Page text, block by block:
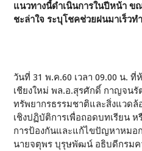
แนวทางนี้ดำเนินการในปีหน้า
ชะล่าใจ ระบุโชคช่วยฝนมาเร็ว
วันที่ 31 พ.ค.60 เวลา 09.00 น.
เชียงใหม่ พล.อ.สุรศักดิ์ กาญจนรั
ทรัพยากรธรรมชาติและสิ่งแวดล้
เชิงปฏิบัติการเพื่อถอดบทเรียน ห
การป้องกันและแก้ไขปัญหาหมอ
นายจตุพร บุรุษพัฒน์ อธิบดีกรมค